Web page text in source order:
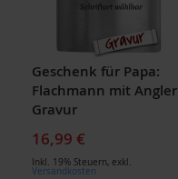
Geschenk für Papa:
Flachmann mit Angler
Gravur
16,99 €
Inkl. 19% Steuern, exkl.
Versandkosten